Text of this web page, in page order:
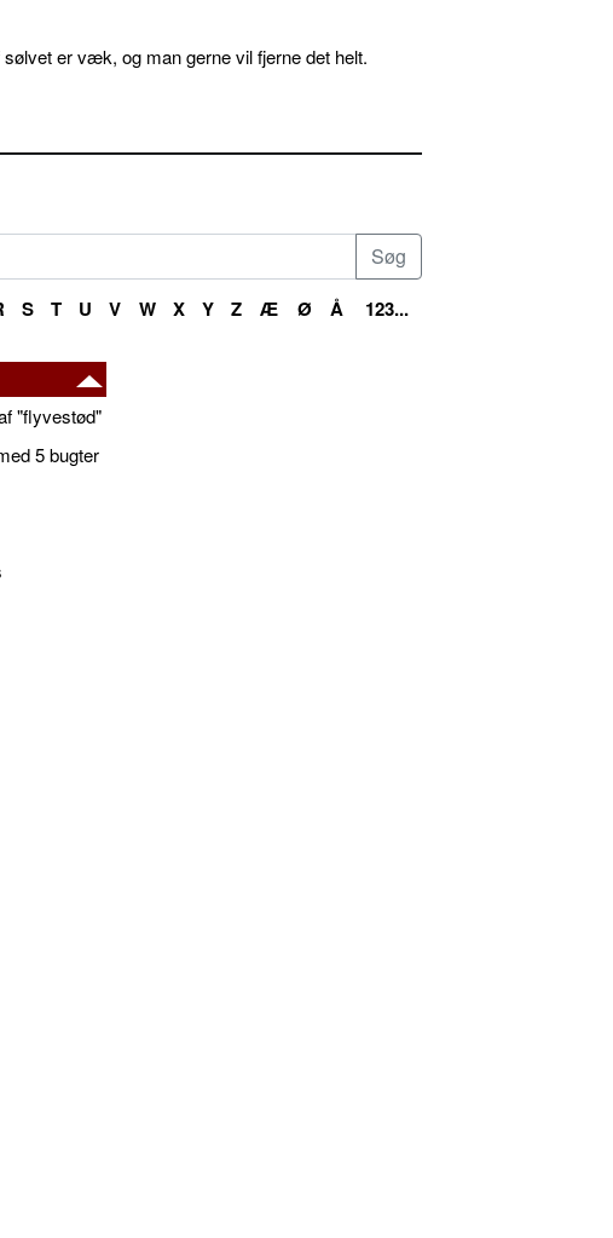
er væk, og man gerne vil fjerne det helt.
S T U V W X Y Z Æ Ø Å 123...
"flyvestød"
5 bugter